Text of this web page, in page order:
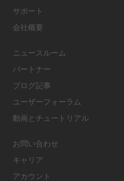
サポート
会社概要
ニュースルーム
パートナー
ブログ記事
ユーザーフォーラム
動画とチュートリアル
お問い合わせ
キャリア
アカウント